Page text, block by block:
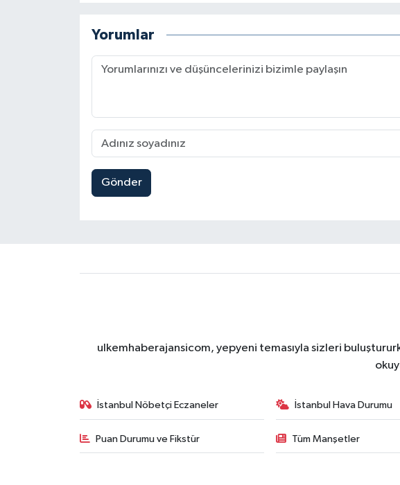
Yorumlar
Gönder
ulkemhaberajansicom, yepyeni temasıyla sizleri
İstanbul Nöbetçi Eczaneler İstanbul Hava Durumu
Puan Durumu ve Fikstür Tüm Manşetler